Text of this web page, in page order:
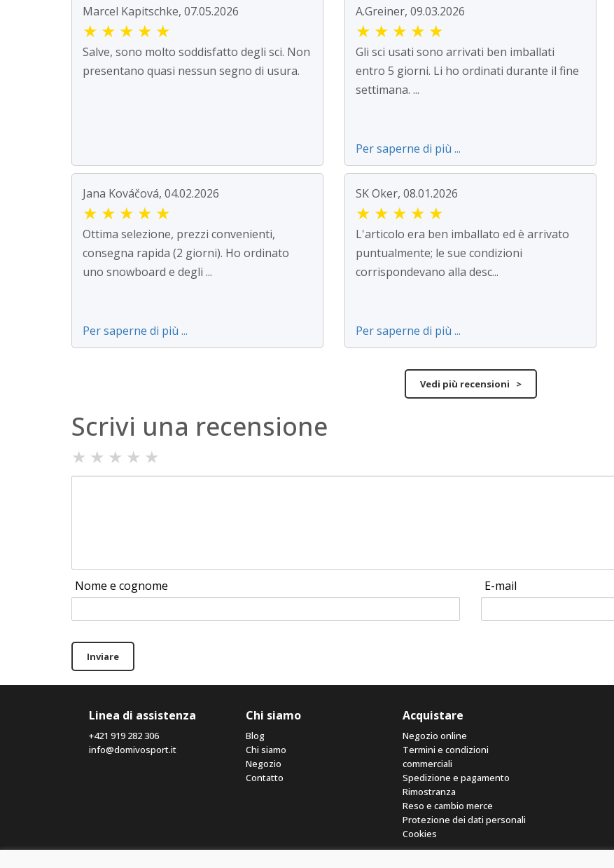
Marcel Kapitschke, 07.05.2026
★ ★ ★ ★ ★
Salve, sono molto soddisfatto degli sci. Non
presentano quasi nessun segno di usura.
A.Greiner, 09.03.2026
★ ★ ★ ★ ★
Gli sci usati sono arrivati ben imballati
entro 5 giorni. Li ho ordinati durante il fine
settimana. ...
Per saperne di più ...
Jana Kováčová, 04.02.2026
★ ★ ★ ★ ★
Ottima selezione, prezzi convenienti,
consegna rapida (2 giorni). Ho ordinato
uno snowboard e degli ...
Per saperne di più ...
SK Oker, 08.01.2026
★ ★ ★ ★ ★
L'articolo era ben imballato ed è arrivato
puntualmente; le sue condizioni
corrispondevano alla desc...
Per saperne di più ...
Vedi più recensioni >
Scrivi una recensione
★ ★ ★ ★ ★
Nome e cognome E-mail
Inviare
Linea di assistenza
+421 919 282 306
info@domivosport.it
Chi siamo
Blog
Chi siamo
Negozio
Contatto
Acquistare
Negozio online
Termini e condizioni
commerciali
Spedizione e pagamento
Rimostranza
Reso e cambio merce
Protezione dei dati personali
Cookies